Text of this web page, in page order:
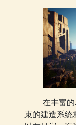
在丰富
束的建造系